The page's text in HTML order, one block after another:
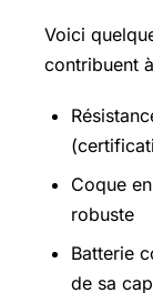
Voici
contribuent
Coque
robuste
Batterie
de sa